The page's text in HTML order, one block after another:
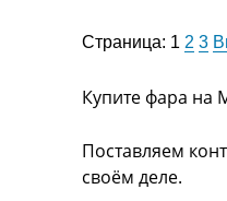
Страница: 1 2 3
Купите фара на
Поставляем
своём деле.